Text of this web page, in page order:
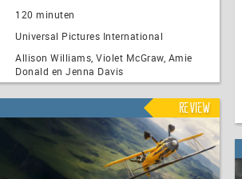
120 minuten
Universal Pictures International
Allison Williams, Violet McGraw, Amie
Donald en Jenna Davis
Review